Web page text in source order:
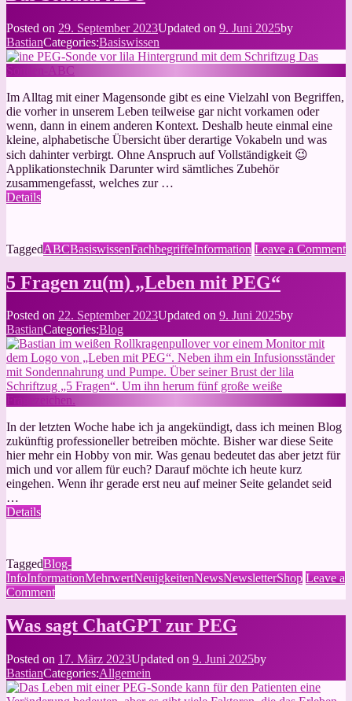
Posted on 29. September 2023Updated on 9. Juni 2025by
BastianCategories:Basiswissen
Im Alltag mit einer Magensonde gibt es eine Vielzahl von Begriffen,
die vorher in unserem Leben teilweise gar nicht vorkamen oder
wenn, dann in einem anderen Kontext. Deshalb heute einmal eine
kleine, alphabetische Übersicht über derartige Vokabeln und was
sich dahinter verbirgt. Ohne Anspruch auf Vollständigkeit 😉
Applikationstechnik Darunter wird sämtliches Zubehör
zusammengefasst, welches zur …
Details
TaggedABCBasiswissenFachbegriffeInformation Leave a Comment
5 Fragen zu(m) „Leben mit PEG“
Posted on 22. September 2023Updated on 9. Juni 2025by
BastianCategories:Blog
In der letzten Woche habe ich ja angekündigt, dass ich meinen Blog
zukünftig professioneller betreiben möchte. Bisher war diese Seite
hier mehr ein Hobby von mir. Was genau bedeutet das aber jetzt für
mich und vor allem für euch? Darauf möchte ich heute kurz
eingehen. Wenn ihr gerade erst neu auf meiner Seite gelandet seid
…
Details
TaggedBlog-
InfoInformationMehrwertNeuigkeitenNewsNewsletterShop Leave a
Commenton
Fragen
zu(m)
mit
PEG“
Was sagt ChatGPT zur PEG
Posted on 17. März 2023Updated on 9. Juni 2025by
BastianCategories:Allgemein